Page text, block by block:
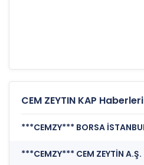
CEM ZEYTIN KAP Haberleri